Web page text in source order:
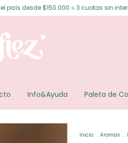
⟡ 3 cuotas sin interés ⟡ 6 cuotas
Info&Ayuda Paleta de
Inicio . Aromas .